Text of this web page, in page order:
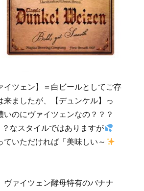
イツェン】＝白ビールとしてご存
来ましたが、【デュンケル】っ
のにヴァイツェンなの？？？
なスタイルではありますが
ていただければ「美味しい～
ヴァイツェン酵母特有のバナナ